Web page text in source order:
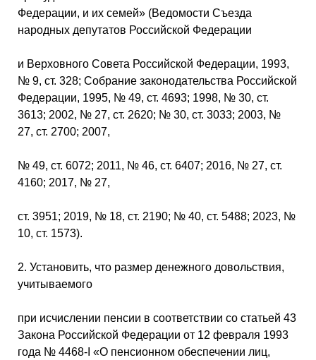
Федерации, и их семей» (Ведомости Съезда
народных депутатов Российской Федерации
и Верховного Совета Российской Федерации, 1993,
№ 9, ст. 328; Собрание законодательства Российской
Федерации, 1995, № 49, ст. 4693; 1998, № 30, ст.
3613; 2002, № 27, ст. 2620; № 30, ст. 3033; 2003, №
27, ст. 2700; 2007,
№ 49, ст. 6072; 2011, № 46, ст. 6407; 2016, № 27, ст.
4160; 2017, № 27,
ст. 3951; 2019, № 18, ст. 2190; № 40, ст. 5488; 2023, №
10, ст. 1573).
2. Установить, что размер денежного довольствия,
учитываемого
при исчислении пенсии в соответствии со статьей 43
Закона Российской Федерации от 12 февраля 1993
года № 4468-I «О пенсионном обеспечении лиц,